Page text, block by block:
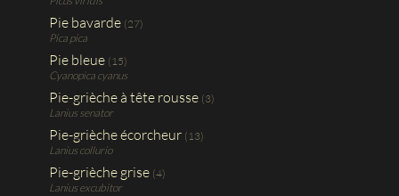
Pie bavarde (27)
Pica pica
Pie bleue (15)
Cyanopica cyanus
Pie-grièche à tête rousse (3)
Lanius senator
Pie-grièche écorcheur (13)
Lanius collurio
Pie-grièche grise (4)
Lanius excubitor